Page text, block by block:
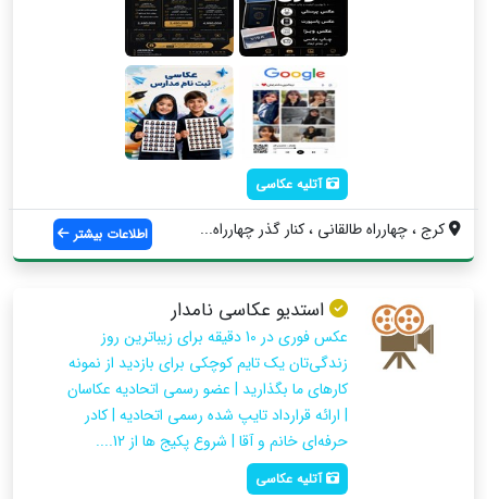
آتلیه عکاسی
کرج ، چهارراه طالقانی ، کنار گذر چهارراه... اطلاعات بیشتر
استدیو عکاسی نامدار
عکس فوری در 10 دقیقه برای زیباترین روز
زندگی‌تان یک تایم کوچکی برای بازدید از نمونه
کارهای ما بگذارید | عضو رسمی اتحادیه عکاسان
| ارائه قرارداد تایپ شده رسمی اتحادیه | کادر
حرفه‌ای خانم و آقا | شروع پکیج ها از 12....
آتلیه عکاسی